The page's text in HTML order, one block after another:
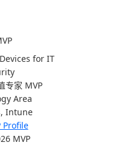
for IT
专家 MVP
Area
Intune
Profile
MVP